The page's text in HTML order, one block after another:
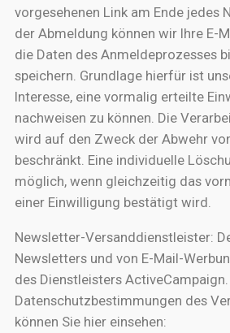
vorgesehenen Link am Ende jedes
der Abmeldung können wir Ihre E-
die Daten des Anmeldeprozesses
speichern. Grundlage hierfür ist
Interesse, eine vormalig erteilte
nachweisen zu können. Die
wird auf den Zweck der Abwehr
beschränkt. Eine individuelle
möglich, wenn gleichzeitig das
einer Einwilligung bestätigt wird.
Newsletter-Versanddienstleister:
Newsletters und von E-Mail-
des Dienstleisters
Datenschutzbestimmungen des
können Sie hier einsehen: